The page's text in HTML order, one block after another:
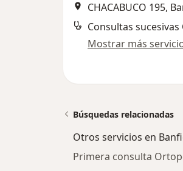
CHACABUCO 195,
Consultas
Mostrar más
Búsquedas relacionadas
Otros servicios en
Primera consulta